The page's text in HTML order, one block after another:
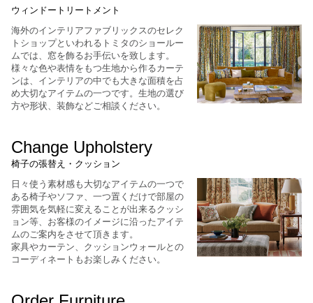
ウィンドートリートメント
海外のインテリアファブリックスのセレク
トショップといわれるトミタのショールー
ムでは、窓を飾るお手伝いを致します。
様々な色や表情をもつ生地から作るカーテ
ンは、インテリアの中でも大きな面積を占
め大切なアイテムの一つです。生地の選び
方や形状、装飾などご相談ください。
Change Upholstery
椅子の張替え・クッション
日々使う素材感も大切なアイテムの一つで
ある椅子やソファ、一つ置くだけで部屋の
雰囲気を気軽に変えることが出来るクッシ
ョン等、お客様のイメージに沿ったアイテ
ムのご案内をさせて頂きます。
家具やカーテン、クッションウォールとの
コーディネートもお楽しみください。